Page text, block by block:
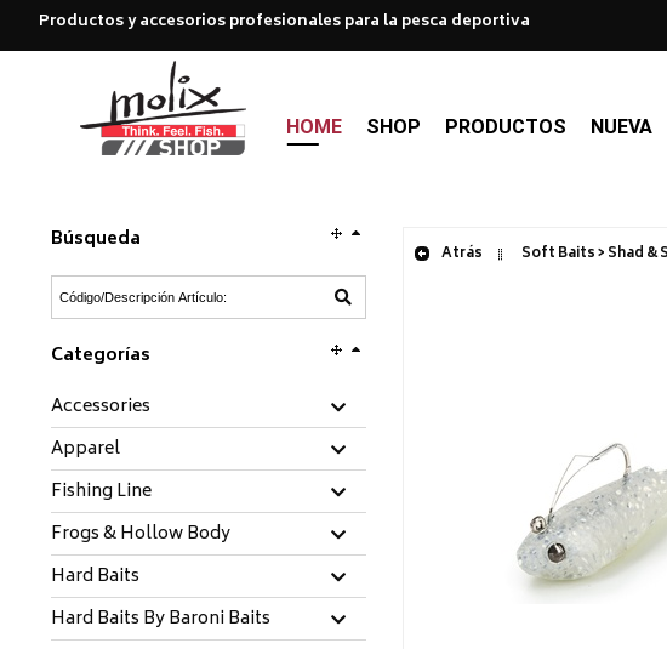
Productos y accesorios profesionales para la pesca deportiva
HOME SHOP PRODUCTOS NUEVA
Búsqueda
Categorías
Accessories
Apparel
Fishing Line
Frogs & Hollow Body
Hard Baits
Hard Baits By Baroni Baits
Atrás Soft Baits > Shad &